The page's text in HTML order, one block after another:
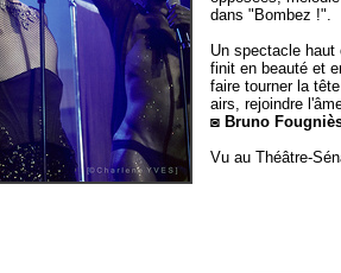
dans "Bombez !".
Un spectacle
finit en beauté et
faire tourner la
airs, rejoindre
◙ Bruno
Vu au Théâtre-